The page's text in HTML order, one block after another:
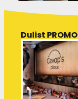
Dulist PROMO